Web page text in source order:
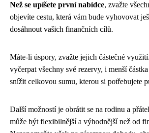
Než se upíšete první nabídce, zvažte
objevíte cestu, která vám bude vyhovovat
dosáhnout vašich finančních cílů.
Máte-li úspory, zvažte jejich částečné
vyčerpat všechny své rezervy, i menší
snížit celkovou sumu, kterou si potřebujete
Další možností je obrátit se na rodinu a
může být flexibilnější a výhodnější než od